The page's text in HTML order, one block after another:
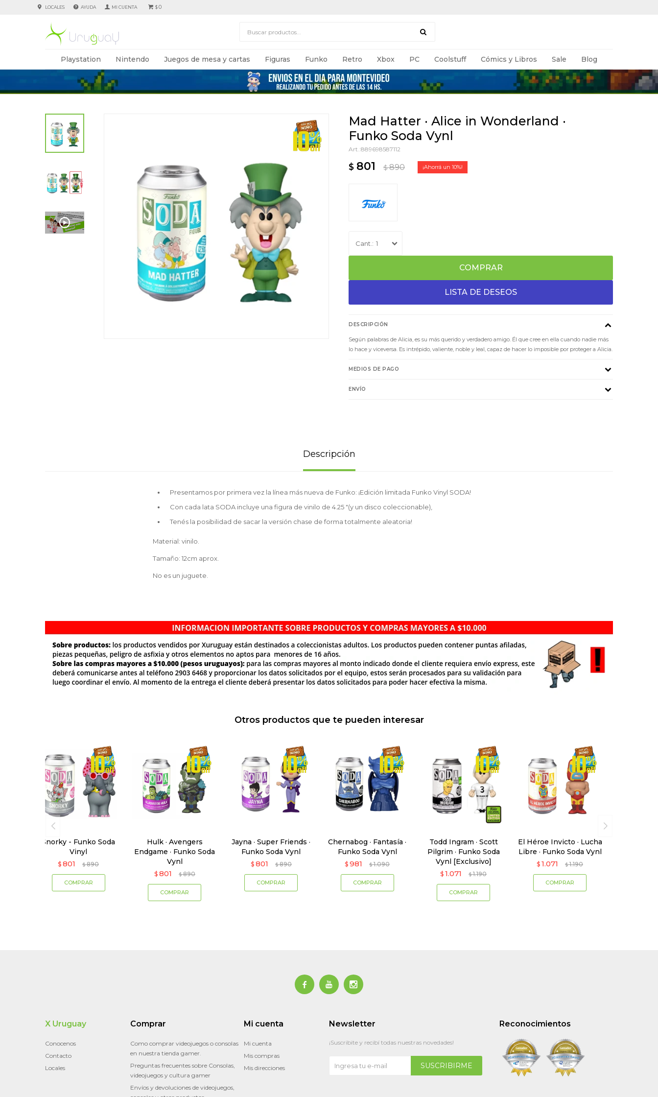
Playstation Nintendo Juegos de mesa y cartas Figuras Funko Retro Xbox PC Coolstuff Cómics y Libros Sale Blog
$0
LOCALES AYUDA
Mad Hatter · Alice in Wonderland ·
Funko Soda Vynl
889698587112
$ 801 $ 890 10
1
COMPRAR
DESCRIPCIÓN
Según palabras de Alicia, es su más querido y verdadero amigo. Él que cree en ella cuando nadie más
lo hace y viceversa. Es intrépido, valiente, noble y leal, capaz de hacer lo imposible por proteger a Alicia.
MEDIOS DE PAGO
ENVÍO
Descripción
Presentamos por primera vez la línea más nueva de Funko: ¡Edición limitada Funko Vinyl SODA!
Con cada lata SODA incluye una figura de vinilo de 4.25 "(y un disco coleccionable),
Tenés la posibilidad de sacar la versión chase de forma totalmente aleatoria!
Material: vinilo.
Tamaño: 12cm aprox.
No es un juguete.
Otros productos que te pueden interesar
Snorky - Funko Soda
Vinyl
$ 801 $ 890
Hulk · Avengers
Endgame · Funko Soda
Vynl
$ 801 $ 890
Jayna · Super Friends ·
Funko Soda Vynl
$ 801 $ 890
Chernabog · Fantasía ·
Funko Soda Vynl
$ 981 $ 1.090
Todd Ingram · Scott
Pilgrim · Funko Soda
Vynl [Exclusivo]
$ 1.071 $ 1.190
El Héroe Invicto · Lucha
Libre · Funko Soda Vynl
$ 1.071 $ 1.190
  
Reconocimientos
X Uruguay
Conocenos
Contacto
Locales
Comprar
Como comprar videojuegos o consolas
en nuestra tienda gamer.
Preguntas frecuentes sobre Consolas,
videojuegos y cultura gamer
Envíos y devoluciones de videojuegos,
Mi cuenta
Mi cuenta
Mis compras
Mis direcciones
Newsletter
¡Suscribite y recibí todas nuestras novedades!
SUSCRIBIRME